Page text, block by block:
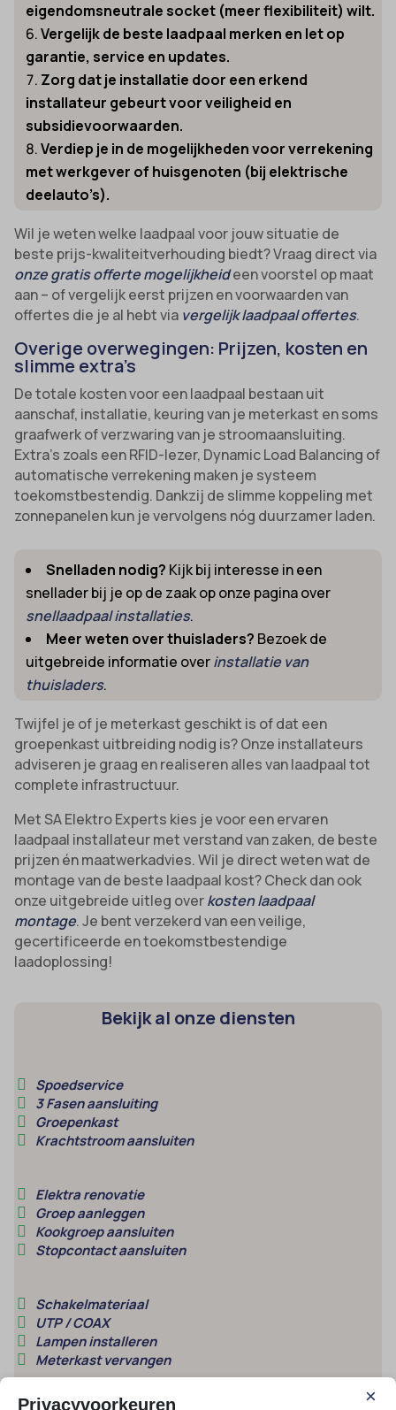
eigendomsneutrale socket (meer flexibiliteit) wilt.
Vergelijk de beste laadpaal merken en let op
garantie, service en updates.
Zorg dat je installatie door een erkend
installateur gebeurt voor veiligheid en
subsidievoorwaarden.
Verdiep je in de mogelijkheden voor verrekening
met werkgever of huisgenoten (bij elektrische
deelauto’s).
Wil je weten welke laadpaal voor jouw situatie de
beste prijs-kwaliteitverhouding biedt? Vraag direct via
onze gratis offerte mogelijkheideen voorstel op maat
aan – of vergelijk eerst prijzen en voorwaarden van
offertes die je al hebt via vergelijk laadpaal offertes.
Overige overwegingen: Prijzen, kosten en
slimme extra’s
De totale kosten voor een laadpaal bestaan uit
aanschaf, installatie, keuring van je meterkast en soms
graafwerk of verzwaring van je stroomaansluiting.
Extra’s zoals een RFID-lezer, Dynamic Load Balancing of
automatische verrekening maken je systeem
toekomstbestendig. Dankzij de slimme koppeling met
zonnepanelen kun je vervolgens nóg duurzamer laden.
Snelladen nodig? Kijk bij interesse in een
snellader bij je op de zaak op onze pagina over
snellaadpaal installaties.
Meer weten over thuisladers? Bezoek de
uitgebreide informatie overinstallatie van
thuisladers.
Twijfel je of je meterkast geschikt is of dat een
groepenkast uitbreiding nodig is? Onze installateurs
adviseren je graag en realiseren alles van laadpaal tot
complete infrastructuur.
Met SA Elektro Experts kies je voor een ervaren
laadpaal installateur met verstand van zaken, de beste
prijzen én maatwerkadvies. Wil je direct weten wat de
montage van de beste laadpaal kost? Check dan ook
onze uitgebreide uitleg overkosten laadpaal
montage. Je bent verzekerd van een veilige,
gecertificeerde en toekomstbestendige
laadoplossing!
Bekijk al onze diensten
Spoedservice
3 Fasen aansluiting
Groepenkast
Krachtstroom aansluiten
Elektra renovatie
Groep aanleggen
Kookgroep aansluiten
Stopcontact aansluiten
Schakelmateriaal
UTP / COAX
Lampen installeren
Meterkast vervangen
Privacyvoorkeuren ×